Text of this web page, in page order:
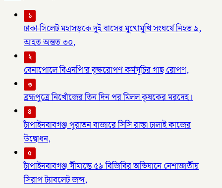
১
ঢাকা-সিলেট মহাসড়কে দুই বাসের মুখোমুখি সংঘর্ষে নিহত ৯,
আহত অন্তত ৩০,
২
বেনাপোলে বিএনপি’র বৃক্ষরোপণ কর্মসূচির গাছ রোপণ,
৩
ব্রহ্মপুত্রে নিখোঁজের তিন দিন পর মিলল কৃষকের মরদেহ।
৪
চাঁপাইনবাবগঞ্জ পুরাতন বাজারে সিসি রাস্তা ঢালাই কাজের
উদ্বোধন,
৫
চাঁপাইনবাবগঞ্জ সীমান্তে ৫৯ বিজিবির অভিযানে নেশাজাতীয়
সিরাপ ট্যাবলেট জব্দ,